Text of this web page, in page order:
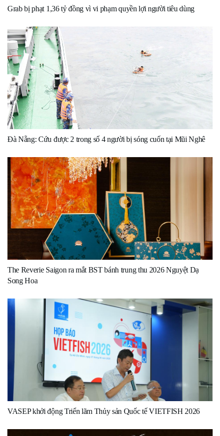
Grab bị phạt 1,36 tỷ đồng vì vi phạm quyền lợi người tiêu dùng
Đà Nẵng: Cứu được 2 trong số 4 người bị sóng cuốn tại Mũi Nghê
The Reverie Saigon ra mắt BST bánh trung thu 2026 Nguyệt Dạ
Song Hoa
VASEP khởi động Triển lãm Thủy sản Quốc tế VIETFISH 2026